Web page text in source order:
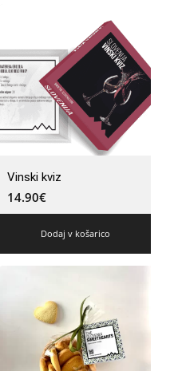
Vinski kviz
14.90€
Dodaj v košarico